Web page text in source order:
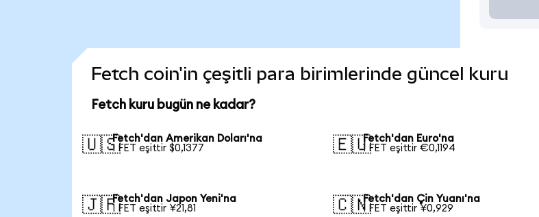
Fetch coin'in çeşitli para birimlerinde güncel kuru
Fetch kuru bugün ne kadar?
🇺🇸Fetch'dan Amerikan Doları'na
1 FET eşittir $0,1377
🇪🇺Fetch'dan Euro'na
1 FET eşittir €0,1194
🇯🇵Fetch'dan Japon Yeni'na
1 FET eşittir ¥21,81
🇨🇳Fetch'dan Çin Yuanı'na
1 FET eşittir ¥0,929